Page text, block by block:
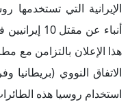
الإيرانية التي
أنباء عن
هذا الإعلان بالتزامن مع
الاتفاق النووي (بريطانيا
استخدام روسيا هذه